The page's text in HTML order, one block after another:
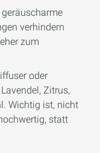
geräuscharme
verhindern
zum
oder
Zitrus,
Wichtig ist, nicht
statt